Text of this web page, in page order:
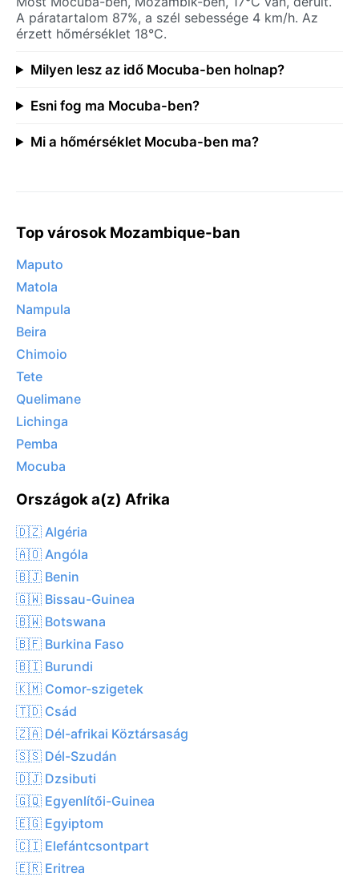
A páratartalom 87%, a szél sebessége 4 km/h. Az
érzett hőmérséklet 18°C.
Milyen lesz az idő Mocuba-ben holnap?
Esni fog ma Mocuba-ben?
Mi a hőmérséklet Mocuba-ben ma?
Top városok Mozambique-ban
Maputo
Matola
Nampula
Beira
Chimoio
Tete
Quelimane
Lichinga
Pemba
Mocuba
Országok a(z) Afrika
🇩🇿 Algéria
🇦🇴 Angóla
🇧🇯 Benin
🇬🇼 Bissau-Guinea
🇧🇼 Botswana
🇧🇫 Burkina Faso
🇧🇮 Burundi
🇰🇲 Comor-szigetek
🇹🇩 Csád
🇿🇦 Dél-afrikai Köztársaság
🇸🇸 Dél-Szudán
🇩🇯 Dzsibuti
🇬🇶 Egyenlítői-Guinea
🇪🇬 Egyiptom
🇨🇮 Elefántcsontpart
🇪🇷 Eritrea